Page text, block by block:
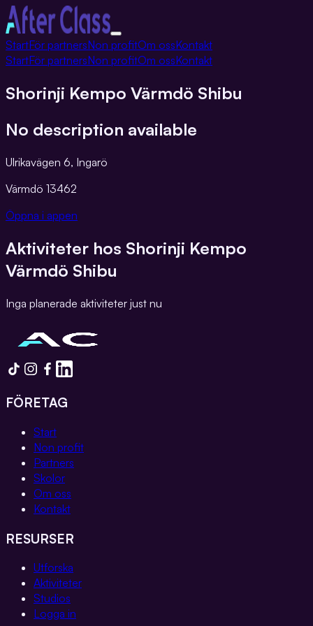
Växla
navigation
StartFör partnersNon profitOm ossKontakt
StartFör partnersNon profitOm ossKontakt
Shorinji Kempo Värmdö Shibu
No description available
Ulrikavägen 6, Ingarö
Värmdö 13462
Öppna i appen
Aktiviteter hos Shorinji Kempo
Värmdö Shibu
Inga planerade aktiviteter just nu
FÖRETAG
Start
Non profit
Partners
Skolor
Om oss
Kontakt
RESURSER
Utforska
Aktiviteter
Studios
Logga in